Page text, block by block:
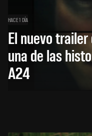
HACE 1 DÍA
El nuevo
una de las
A24